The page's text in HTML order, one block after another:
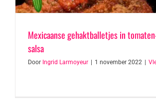
Mexicaanse gehaktballetjes in
salsa
Door Ingrid Larmoyeur 1 november 2022